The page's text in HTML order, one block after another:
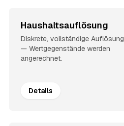
Haushaltsauflösung
Diskrete, vollständige Auflösung
— Wertgegenstände werden
angerechnet.
Details